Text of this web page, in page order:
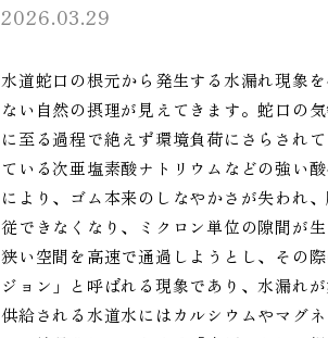
2026.03.29
水道蛇口の根元から発生する水漏れ現象
ない自然の摂理が見えてきます。蛇口の
に至る過程で絶えず環境負荷にさらされ
ている次亜塩素酸ナトリウムなどの強い
により、ゴム本来のしなやかさが失われ
従できなくなり、ミクロン単位の隙間が
狭い空間を高速で通過しようとし、その
ジョン」と呼ばれる現象であり、水漏れ
供給される水道水にはカルシウムやマグ